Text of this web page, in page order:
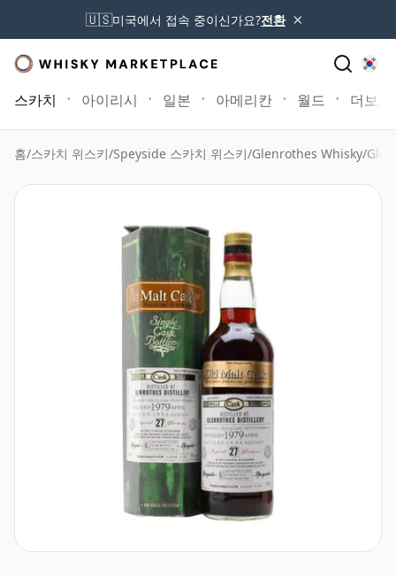
🇺🇸미국에서 접속 중이신가요?전환 ×
스카치 아이리시 일본 아메리칸 월드 더보기
홈/스카치 위스키/Speyside 스카치 위스키/Glenrothes Whisky/